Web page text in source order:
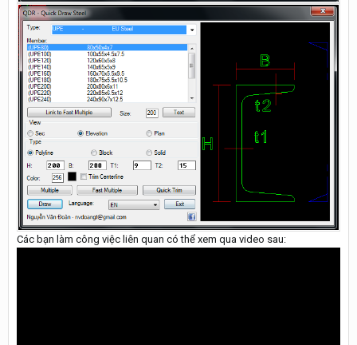
Các bạn làm công việc liên quan có thể xem qua video sau: